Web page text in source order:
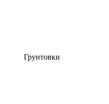
Грунтовки